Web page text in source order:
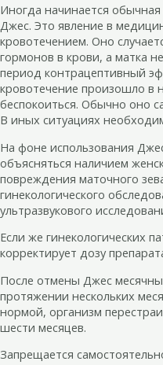
Иногда начинается
Джес. Это явление в
кровотечением. Оно
гормонов в крови, а матка
период контрацептивный
кровотечение произошло в
беспокоиться. Обычно оно
В иных ситуациях
На фоне использования
объясняться наличием
повреждения маточного
гинекологического
ультразвукового
Если же гинекологических
корректирует дозу
После отмены Джес
протяжении нескольких
нормой, организм
шести месяцев.
Запрещается